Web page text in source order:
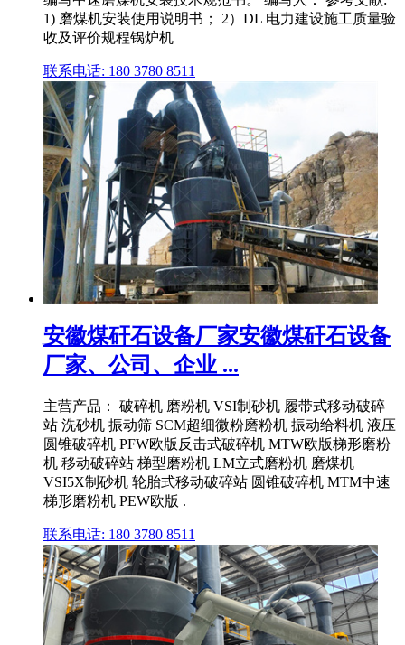
1) 磨煤机安装使用说明书； 2）DL 电力建设施工质量验
收及评价规程锅炉机
联系电话: 180 3780 8511
安徽煤矸石设备厂家安徽煤矸石设备
厂家、公司、企业 ...
主营产品： 破碎机 磨粉机 VSI制砂机 履带式移动破碎
站 洗砂机 振动筛 SCM超细微粉磨粉机 振动给料机 液压
圆锥破碎机 PFW欧版反击式破碎机 MTW欧版梯形磨粉
机 移动破碎站 梯型磨粉机 LM立式磨粉机 磨煤机
VSI5X制砂机 轮胎式移动破碎站 圆锥破碎机 MTM中速
梯形磨粉机 PEW欧版 .
联系电话: 180 3780 8511